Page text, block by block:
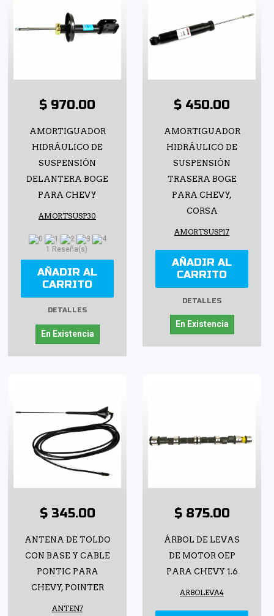
$ 970.00
AMORTIGUADOR
HIDRÁULICO DE
SUSPENSIÓN
DELANTERA BOGE
PARA CHEVY
AMORTSUSP30
1 Reseña(s)
AÑADIR AL
CARRITO
DETALLES
En Existencia
$ 450.00
AMORTIGUADOR
HIDRÁULICO DE
SUSPENSIÓN
TRASERA BOGE
PARA CHEVY,
CORSA
AMORTSUSP17
AÑADIR AL
CARRITO
DETALLES
En Existencia
$ 345.00
ANTENA DE TOLDO
CON BASE Y CABLE
PONTIC PARA
CHEVY, POINTER
ANTEN7
$ 875.00
ÁRBOL DE LEVAS
DE MOTOR OEP
PARA CHEVY 1.6
ARBOLEVA4